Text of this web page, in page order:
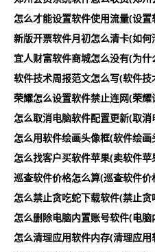
怎么才能设置软件使用流量(设
新版开票软件月初怎么清卡(如
宜人财富软件商城怎么没有(为
软件技术周报范文怎么写(软件
荣耀怎么设置软件禁止连网(荣
怎么取消电脑软件配置更新(取
怎么用软件绘画头像框(软件绘
怎么找客户买软件苹果(卖软件
巡查软件价格怎么算(巡查软件
怎么禁止贪吃蛇下载软件(禁止
怎么删除电脑内置账号软件(电
怎么清理应用软件内存(清理应